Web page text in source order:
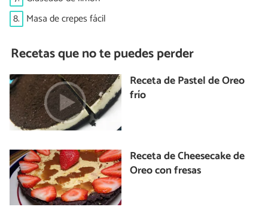
8. Masa de crepes fácil
Recetas que no te puedes perder
Receta de Pastel de Oreo
frío
Receta de Cheesecake de
Oreo con fresas